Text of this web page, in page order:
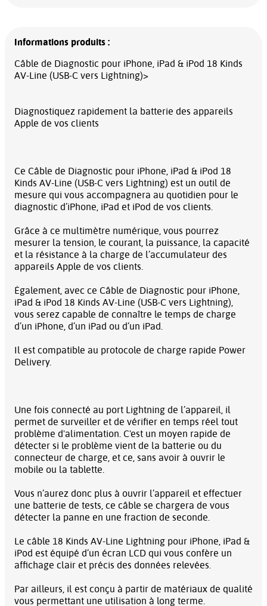
Informations produits :
Câble de Diagnostic pour iPhone, iPad & iPod 18 Kinds
AV-Line (USB-C vers Lightning)>
Diagnostiquez rapidement la batterie des appareils
Apple de vos clients
Ce Câble de Diagnostic pour iPhone, iPad & iPod 18
Kinds AV-Line (USB-C vers Lightning) est un outil de
mesure qui vous accompagnera au quotidien pour le
diagnostic d’iPhone, iPad et iPod de vos clients.
Grâce à ce multimètre numérique, vous pourrez
mesurer la tension, le courant, la puissance, la capacité
et la résistance à la charge de l’accumulateur des
appareils Apple de vos clients.
Également, avec ce Câble de Diagnostic pour iPhone,
iPad & iPod 18 Kinds AV-Line (USB-C vers Lightning),
vous serez capable de connaître le temps de charge
d’un iPhone, d’un iPad ou d’un iPad.
Il est compatible au protocole de charge rapide Power
Delivery.
Une fois connecté au port Lightning de l’appareil, il
permet de surveiller et de vérifier en temps réel tout
problème d'alimentation. C'est un moyen rapide de
détecter si le problème vient de la batterie ou du
connecteur de charge, et ce, sans avoir à ouvrir le
mobile ou la tablette.
Vous n’aurez donc plus à ouvrir l’appareil et effectuer
une batterie de tests, ce câble se chargera de vous
détecter la panne en une fraction de seconde.
Le câble 18 Kinds AV-Line Lightning pour iPhone, iPad &
iPod est équipé d’un écran LCD qui vous confère un
affichage clair et précis des données relevées.
Par ailleurs, il est conçu à partir de matériaux de qualité
vous permettant une utilisation à long terme.